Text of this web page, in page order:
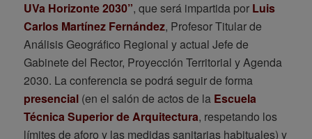
UVa Horizonte 2030”, que será impartida por Luis
Carlos Martínez Fernández, Profesor Titular de
Análisis Geográfico Regional y actual Jefe de
Gabinete del Rector, Proyección Territorial y Agenda
2030. La conferencia se podrá seguir de forma
presencial(en el salón de actos de la Escuela
Técnica Superior de Arquitectura, respetando los
límites de aforo y las medidas sanitarias habituales) y